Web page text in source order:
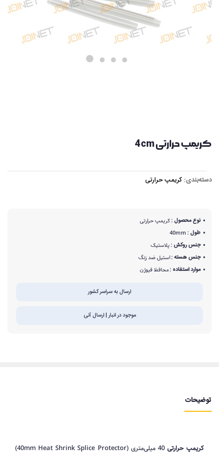
کریمپ حرارتی 4cm
دسته‌بندی: کریمپ حرارتی
نوع محصول :کریمپ حرارتی
طول :40mm
جنس روکش :پلاستیک
جنس هسته :استیل ضد زنگ
موارد استفاده :محافظ فیوژن
ارسال به سراسر کشور
موجود در انبار | ارسال آنی
توضیحات
کریمپ حرارتی
40 میلی‌متری (40mm Heat Shrink Splice Protector)